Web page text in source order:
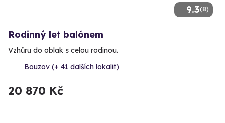
9.3(8)
Rodinný let balónem
Vzhůru do oblak s celou rodinou.
Bouzov (+ 41 dalších lokalit)
20 870 Kč